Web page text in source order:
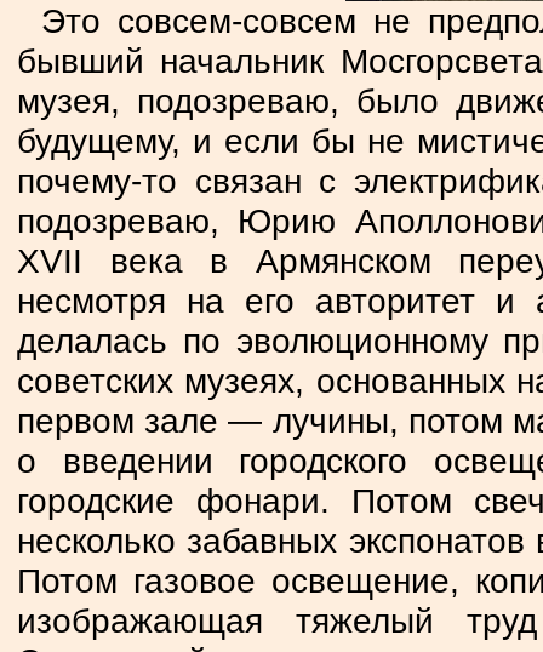
Это совсем-совсем не
бывший начальник
музея, подозреваю, было
будущему, и если бы не
почему-то связан с
подозреваю, Юрию
XVII века в Армянском
несмотря на его авторитет и
делалась по эволюционному
советских музеях, основанных
первом зале — лучины, потом
о введении городского
городские фонари. Потом
несколько забавных
Потом газовое освещение,
изображающая тяжелый